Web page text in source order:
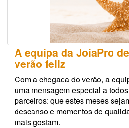
A equipa da JoiaPro
verão feliz
Com a chegada do verão, a
uma mensagem especial a
parceiros: que estes meses
descanso e momentos de
mais gostam.